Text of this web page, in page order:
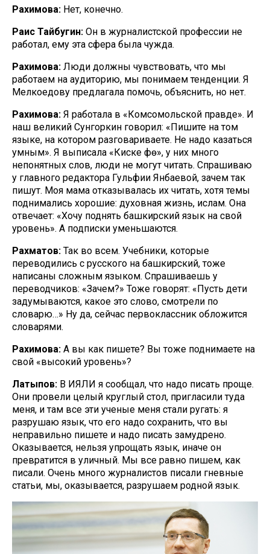
Рахимова: Нет, конечно.
Раис Тайбугин: Он в журналистской профессии не
работал, ему эта сфера была чужда.
Рахимова: Люди должны чувствовать, что мы
работаем на аудиторию, мы понимаем тенденции. Я
Мелкоедову предлагала помочь, объяснить, но нет.
Рахимова: Я работала в «Комсомольской правде». И
наш великий Сунгоркин говорил: «Пишите на том
языке, на котором разговариваете. Не надо казаться
умным». Я выписала «Киске Өфө», у них много
непонятных слов, люди не могут читать. Спрашиваю
у главного редактора Гульфии Янбаевой, зачем так
пишут. Моя мама отказывалась их читать, хотя темы
поднимались хорошие: духовная жизнь, ислам. Она
отвечает: «Хочу поднять башкирский язык на свой
уровень». А подписки уменьшаются.
Рахматов: Так во всем. Учебники, которые
переводились с русского на башкирский, тоже
написаны сложным языком. Спрашиваешь у
переводчиков: «Зачем?» Тоже говорят: «Пусть дети
задумываются, какое это слово, смотрели по
словарю…» Ну да, сейчас первоклассник обложится
словарями.
Рахимова: А вы как пишете? Вы тоже поднимаете на
свой «высокий уровень»?
Латыпов: В ИЯЛИ я сообщал, что надо писать проще.
Они провели целый круглый стол, пригласили туда
меня, и там все эти ученые меня стали ругать: я
разрушаю язык, что его надо сохранить, что вы
неправильно пишете и надо писать замудрено.
Оказывается, нельзя упрощать язык, иначе он
превратится в уличный. Мы все равно пишем, как
писали. Очень много журналистов писали гневные
статьи, мы, оказывается, разрушаем родной язык.